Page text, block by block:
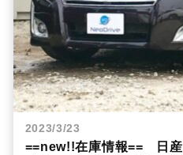
2023/3/23
==new!!在庫情報== 日